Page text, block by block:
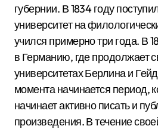
губернии. В 1834 году
университет на
учился примерно три года. В
в Германию, где продолжает
университетах Берлина и
момента начинается период,
начинает активно писать и
произведения. В течение